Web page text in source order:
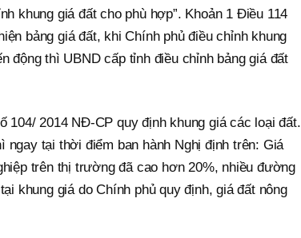
khung giá đất cho phù hợp”. Khoản 1 Điều 114
bảng giá đất, khi Chính phủ điều chỉnh khung
động thì UBND cấp tỉnh điều chỉnh bảng giá đất
104/ 2014 NĐ-CP quy định khung giá các loại đất.
tại thời điểm ban hành Nghị định trên: Giá
trên thị trường đã cao hơn 20%, nhiều đường
khung giá do Chính phủ quy định, giá đất nông